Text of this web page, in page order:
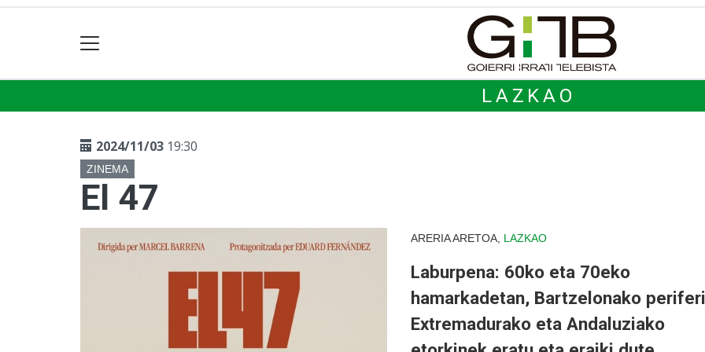
LAZKAO
2024/11/03 19:30
ZINEMA
El 47
ARERIA ARETOA, LAZKAO
Laburpena: 60ko eta 70eko
hamarkadetan, Bartzelonako
Extremadurako eta Andaluziako